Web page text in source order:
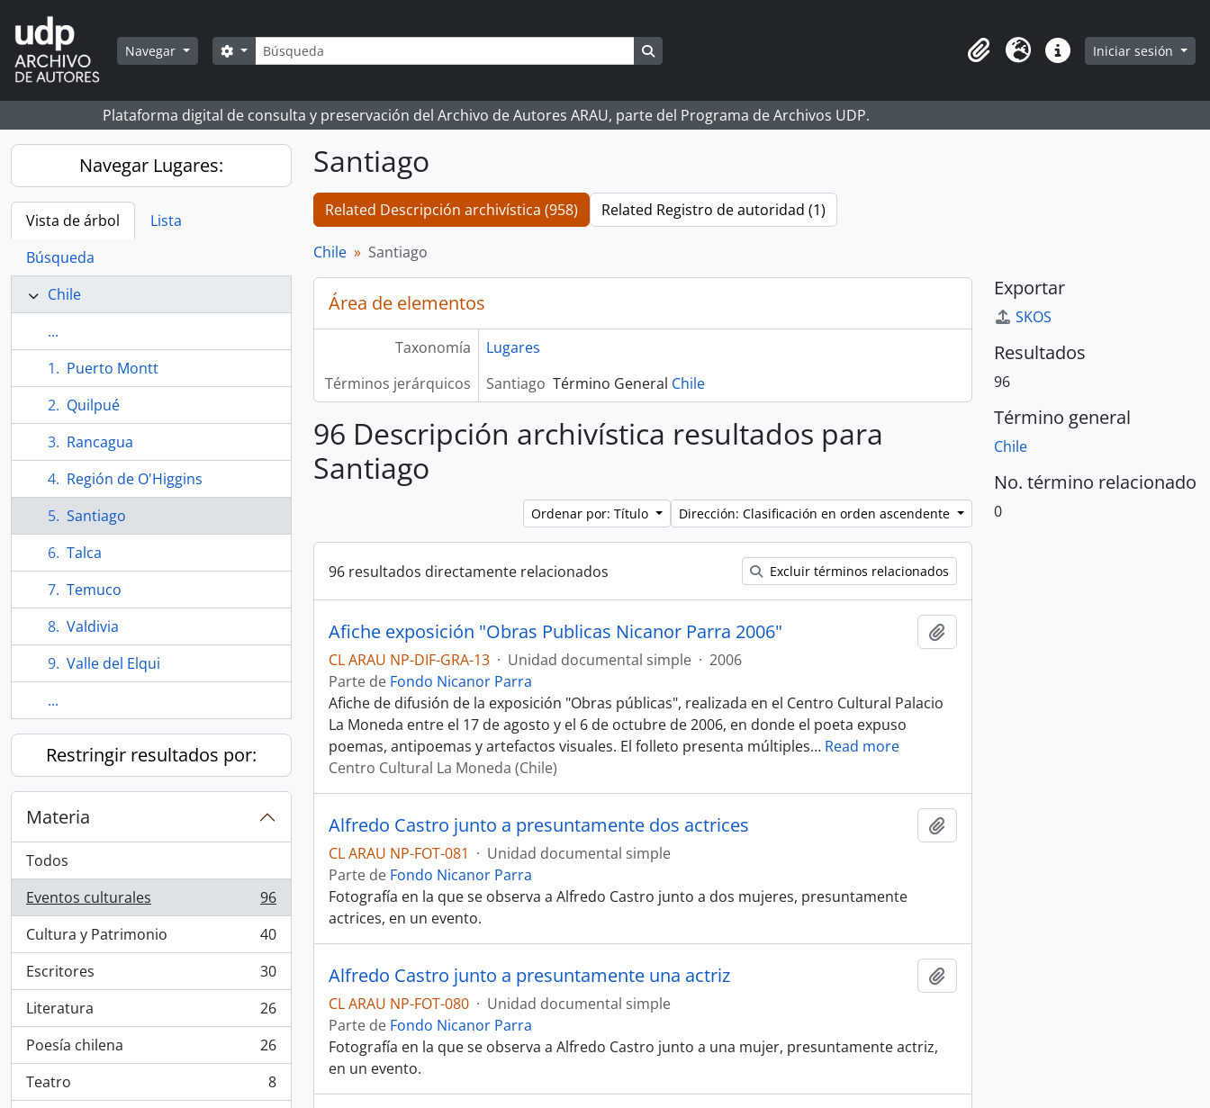
Skip to main content
Navegar Búsqueda
Search options
Portapapeles
Idioma Enlaces rápidos
Iniciar sesión
Plataforma digital de consulta y preservación del Archivo de Autores ARAU, parte del Programa de Archivos UDP.
Navegar Lugares:
Vista de árbol
Lista
Búsqueda
Chile
...
Puerto Montt
Quilpué
Rancagua
Región de O'Higgins
Santiago
Talca
Temuco
Valdivia
Valle del Elqui
...
Restringir resultados por:
Materia
Todos
Eventos culturales
, 96 resultados
96
Cultura y Patrimonio
, 40 resultados
40
Escritores
, 30 resultados
30
Literatura
, 26 resultados
26
Poesía chilena
, 26 resultados
26
Teatro
, 8 resultados
8
Santiago
Related Descripción archivística (958) Related Registro de autoridad (1)
Chile Santiago
Área de elementos
Taxonomía
Lugares
Términos jerárquicos
Santiago Término General Chile
96 Descripción archivística resultados para
Santiago
Ordenar por: Título Dirección: Clasificación en orden ascendente
96 resultados directamente relacionados Excluir términos relacionados
Afiche exposición "Obras Publicas Nicanor Parra 2006"
CL ARAU NP-DIF-GRA-13 · Unidad documental simple · 2006
Parte de Fondo Nicanor Parra
Afiche de difusión de la exposición "Obras públicas", realizada en el Centro Cultural Palacio
La Moneda entre el 17 de agosto y el 6 de octubre de 2006, en donde el poeta expuso
poemas, antipoemas y artefactos visuales. El folleto presenta múltiples… Read more
Centro Cultural La Moneda (Chile)
Alfredo Castro junto a presuntamente dos actrices
CL ARAU NP-FOT-081 · Unidad documental simple
Parte de Fondo Nicanor Parra
Fotografía en la que se observa a Alfredo Castro junto a dos mujeres, presuntamente
actrices, en un evento.
Alfredo Castro junto a presuntamente una actriz
CL ARAU NP-FOT-080 · Unidad documental simple
Parte de Fondo Nicanor Parra
Fotografía en la que se observa a Alfredo Castro junto a una mujer, presuntamente actriz,
en un evento.
Exportar
SKOS
Resultados
96
Término general
Chile
No. término relacionado
0